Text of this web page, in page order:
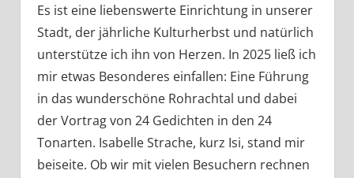
Es ist eine liebenswerte Einrichtung in unserer
Stadt, der jährliche Kulturherbst und natürlich
unterstütze ich ihn von Herzen. In 2025 ließ ich
mir etwas Besonderes einfallen: Eine Führung
in das wunderschöne Rohrachtal und dabei
der Vortrag von 24 Gedichten in den 24
Tonarten. Isabelle Strache, kurz Isi, stand mir
beiseite. Ob wir mit vielen Besuchern rechnen